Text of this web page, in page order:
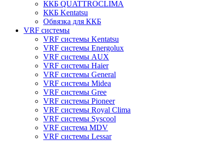
ККБ QUATTROCLIMA
ККБ Kentatsu
Обвязка для ККБ
VRF системы
VRF системы Kentatsu
VRF системы Energolux
VRF системы AUX
VRF системы Haier
VRF системы General
VRF системы Midea
VRF системы Gree
VRF системы Pioneer
VRF системы Royal Clima
VRF системы Syscool
VRF система MDV
VRF системы Lessar